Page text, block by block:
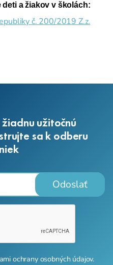
a žiakov v školách:
č. 200/2019 Z.z.
užitočnú
sa k odberu
Odoslať
ochrany osobných údajov.